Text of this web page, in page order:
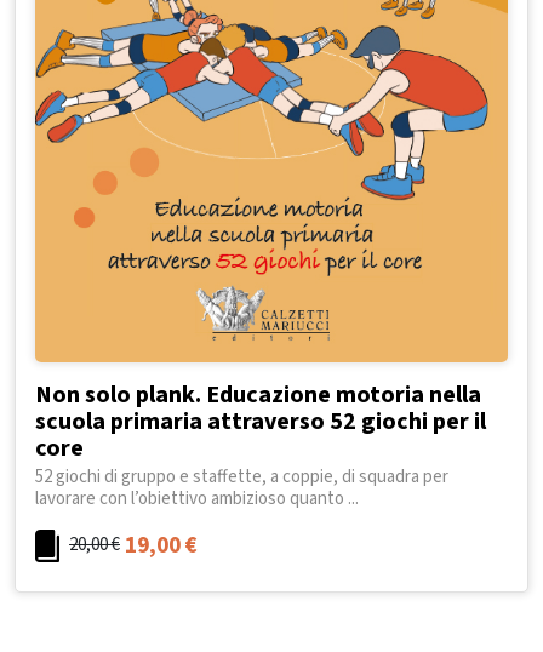
Non solo plank. Educazione motoria nella
scuola primaria attraverso 52 giochi per il
core
52 giochi di gruppo e staffette, a coppie, di squadra per
lavorare con l’obiettivo ambizioso quanto ...
20,00€ 19,00€